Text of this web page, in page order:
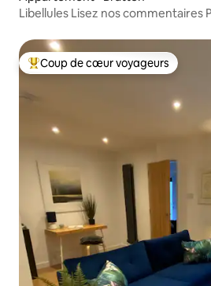
Libellules Lisez nos commentaires
Coups de cœur voyageurs les plus
Coup de cœur voyageurs